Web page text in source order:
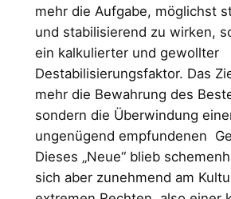
mehr die Aufgabe, möglichst
und stabilisierend zu wirken,
ein kalkulierter und gewollter
Destabilisierungsfaktor. Das
mehr die Bewahrung des
sondern die Überwindung
ungenügend empfundenen
Dieses „Neue“ blieb
sich aber zunehmend am